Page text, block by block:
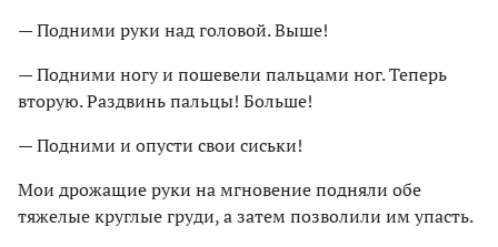
— Подними руки над головой. Выше!
— Подними ногу и пошевели пальцами ног. Теперь
вторую. Раздвинь пальцы! Больше!
— Подними и опусти свои сиськи!
Мои дрожащие руки на мгновение подняли обе
тяжелые круглые груди, а затем позволили им упасть.